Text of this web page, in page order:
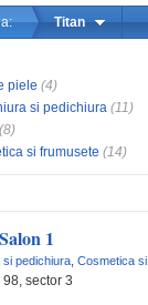
Titan
piele (4)
si pedichiura (11)
(8)
si frumusete (14)
1
si pedichiura Cosmetica
sector 3